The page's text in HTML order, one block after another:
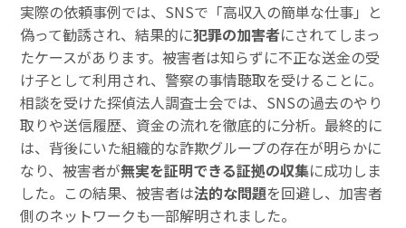
実際の依頼事例では、SNSで「高収入の簡単な仕事」と
偽って勧誘され、結果的に犯罪の加害者にされてしまっ
たケースがあります。被害者は知らずに不正な送金の受
け子として利用され、警察の事情聴取を受けることに。
相談を受けた探偵法人調査士会では、SNSの過去のやり
取りや送信履歴、資金の流れを徹底的に分析。最終的に
は、背後にいた組織的な詐欺グループの存在が明らかに
なり、被害者が無実を証明できる証拠の収集に成功しま
した。この結果、被害者は法的な問題を回避し、加害者
側のネットワークも一部解明されました。